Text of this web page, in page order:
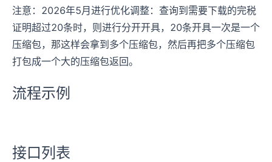
注意：2026年5月进行优化调整：查询到需要下载的完税
证明超过20条时，则进行分开开具，20条开具一次是一个
压缩包，那这样会拿到多个压缩包，然后再把多个压缩包
打包成一个大的压缩包返回。
流程示例
接口列表